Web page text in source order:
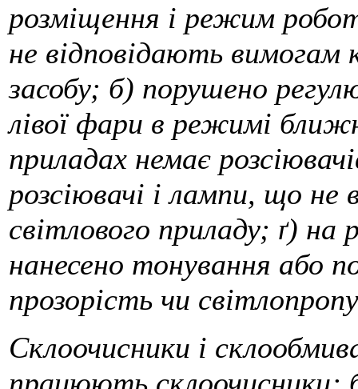
розміщення і режим
не відповідають вимогам
засобу; б) порушено
лівої фари в режимі
приладах немає
розсіювачі і лампи, що не
світлового приладу; ґ) на
нанесено тонування або
прозорість чи
Склоочисники і